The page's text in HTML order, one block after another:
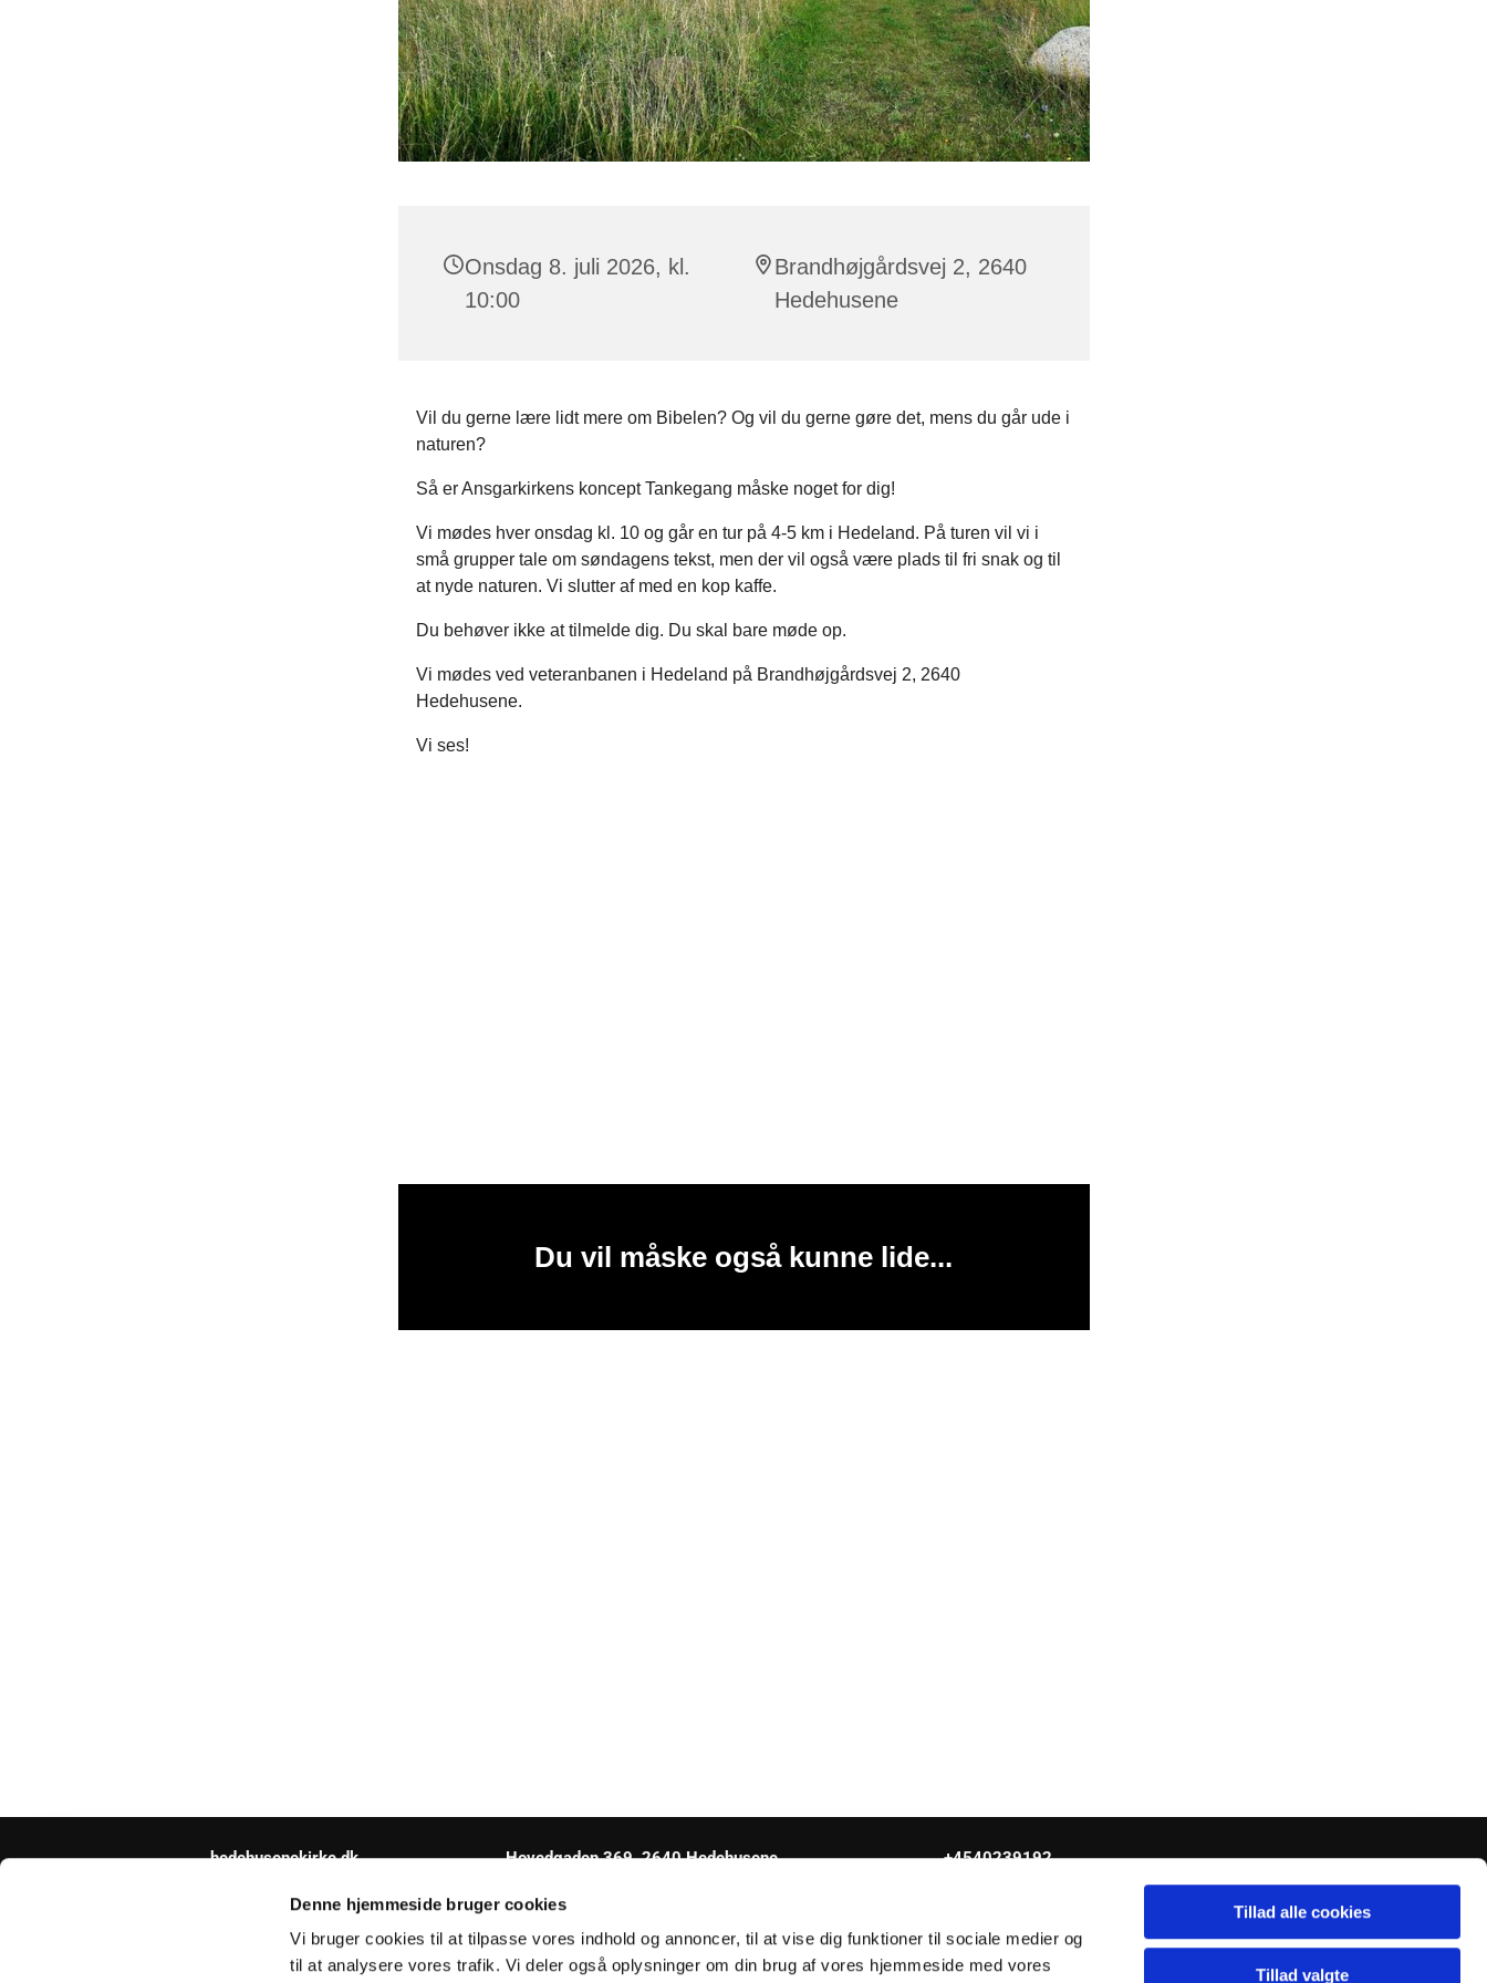
Denne hjemmeside bruger cookies
Vi bruger cookies til at tilpasse vores indhold og annoncer, til at vise dig funktioner til sociale medier og
til at analysere vores trafik. Vi deler også oplysninger om din brug af vores hjemmeside med vores
Tillad alle cookies
Tillad valgte
Onsdag 8. juli 2026, kl.
10:00
Brandhøjgårdsvej 2, 2640
Hedehusene
Vil du gerne lære lidt mere om Bibelen? Og vil du gerne gøre det, mens du går ude i
naturen?
Så er Ansgarkirkens koncept Tankegang måske noget for dig!
Vi mødes hver onsdag kl. 10 og går en tur på 4-5 km i Hedeland. På turen vil vi i
små grupper tale om søndagens tekst, men der vil også være plads til fri snak og til
at nyde naturen. Vi slutter af med en kop kaffe.
Du behøver ikke at tilmelde dig. Du skal bare møde op.
Vi mødes ved veteranbanen i Hedeland på Brandhøjgårdsvej 2, 2640
Hedehusene.
Vi ses!
Du vil måske også kunne lide...
hedehusenekirke.dk Hovedgaden 369, 2640 Hedehusene
+4540239192
hedehusene.sogn@km.dk